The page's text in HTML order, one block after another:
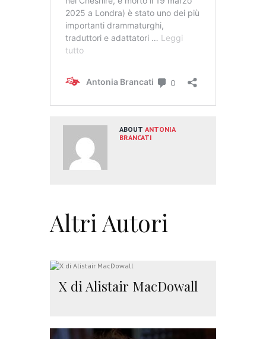
ABOUTANTONIA
BRANCATI
Altri Autori
X di Alistair MacDowall